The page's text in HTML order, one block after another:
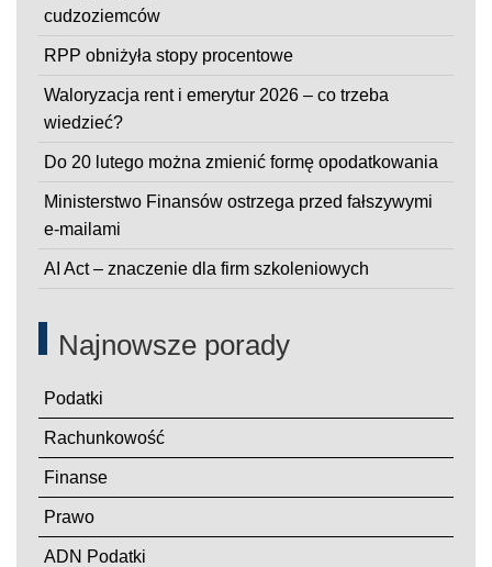
cudzoziemców
RPP obniżyła stopy procentowe
Waloryzacja rent i emerytur 2026 – co trzeba
wiedzieć?
Do 20 lutego można zmienić formę opodatkowania
Ministerstwo Finansów ostrzega przed fałszywymi
e-mailami
AI Act – znaczenie dla firm szkoleniowych
Najnowsze porady
Podatki
Rachunkowość
Finanse
Prawo
ADN Podatki